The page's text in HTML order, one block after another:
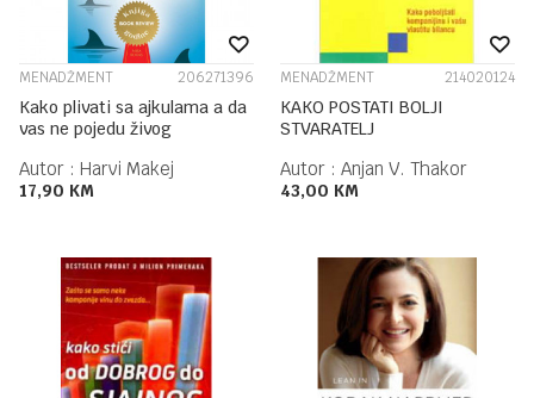
MENADŽMENT 206271396
Kako plivati sa ajkulama a da
vas ne pojedu živog
Autor : Harvi Makej
17,90 KM
MENADŽMENT 214020124
KAKO POSTATI BOLJI
STVARATELJ
Autor : Anjan V. Thakor
43,00 KM